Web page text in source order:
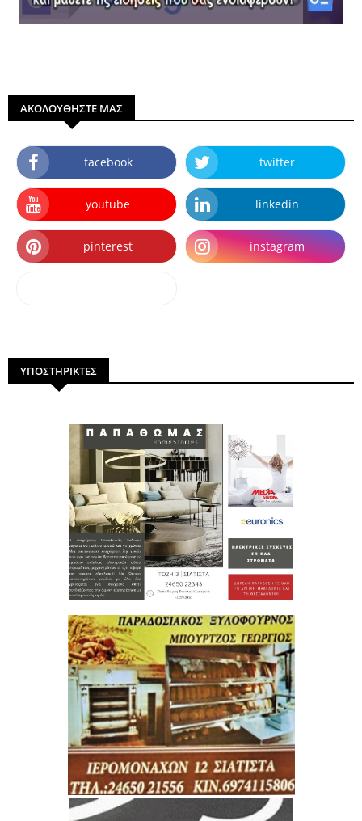
ΑΚΟΛΟΥΘΗΣΤΕ ΜΑΣ
facebook twitter
youtube linkedin
pinterest instagram
ΥΠΟΣΤΗΡΙΚΤΕΣ